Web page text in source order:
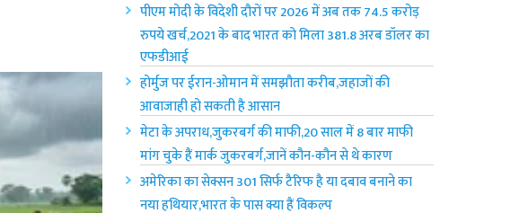
पीएम मोदी के विदेशी दौरों पर 2026 में अब तक 74.5 करोड़
रुपये खर्च,2021 के बाद भारत को मिला 381.8 अरब डॉलर का
एफडीआई
होर्मुज पर ईरान-ओमान में समझौता करीब,जहाजों की
आवाजाही हो सकती है आसान
मेटा के अपराध,जुकरबर्ग की माफी,20 साल में 8 बार माफी
मांग चुके हैं मार्क जुकरबर्ग,जानें कौन-कौन से थे कारण
अमेरिका का सेक्सन 301 सिर्फ टैरिफ है या दबाव बनाने का
नया हथियार,भारत के पास क्या हैं विकल्प